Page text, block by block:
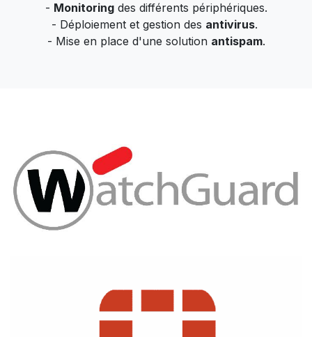
- Monitoringdes différents périphériques.
- Déploiement et gestion des antivirus.
- Mise en place d'une solution antispam.